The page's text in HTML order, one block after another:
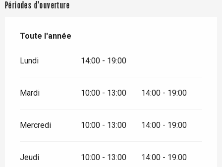
Périodes d'ouverture
Toute l'année
Toute l'année
Lundi 14:00 - 19:00
Mardi 10:00 - 13:00 14:00 - 19:00
Mercredi 10:00 - 13:00 14:00 - 19:00
Jeudi 10:00 - 13:00 14:00 - 19:00